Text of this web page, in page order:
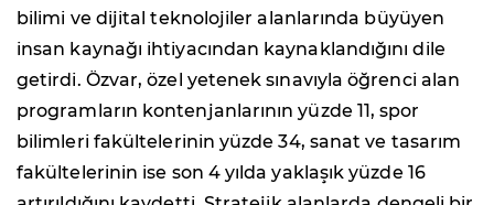
bilimi ve dijital teknolojiler alanlarında büyüyen
insan kaynağı ihtiyacından kaynaklandığını dile
getirdi. Özvar, özel yetenek sınavıyla öğrenci alan
programların kontenjanlarının yüzde 11, spor
bilimleri fakültelerinin yüzde 34, sanat ve tasarım
fakültelerinin ise son 4 yılda yaklaşık yüzde 16